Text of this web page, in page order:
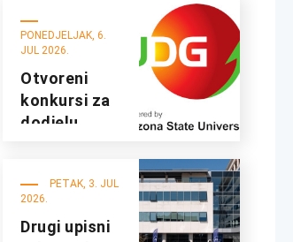
PONEDJELJAK, 6.
JUL 2026.
Otvoreni
konkursi za
dodjelu
stipendija za
2026/2027.
PETAK, 3. JUL
2026.
Drugi upisni